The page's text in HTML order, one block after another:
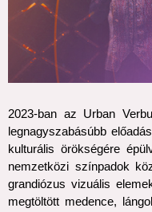
2023-ban az Urban
legnagyszabásúbb
kulturális örökségére
nemzetközi színpadok
grandiózus vizuális
megtöltött medence,